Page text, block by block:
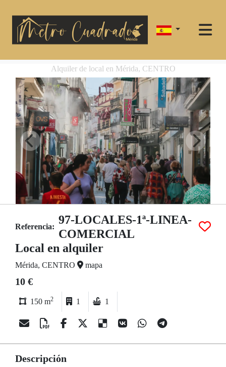
Alquiler de local en Mérida, CENTRO
Referencia:
97-LOCALES-1ª-LINEA-
COMERCIAL
Local en alquiler
Mérida, CENTRO mapa
10 €
150 m2 1 1
Descripción